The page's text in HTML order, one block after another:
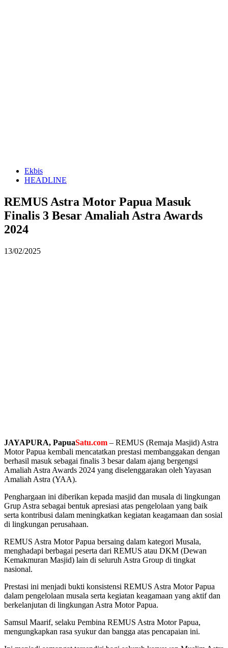
Ekbis
HEADLINE
REMUS Astra Motor Papua Masuk
Finalis 3 Besar Amaliah Astra Awards
2024
13/02/2025
JAYAPURA, PapuaSatu.com – REMUS (Remaja Masjid) Astra
Motor Papua kembali mencatatkan prestasi membanggakan dengan
berhasil masuk sebagai finalis 3 besar dalam ajang bergengsi
Amaliah Astra Awards 2024 yang diselenggarakan oleh Yayasan
Amaliah Astra (YAA).
Penghargaan ini diberikan kepada masjid dan musala di lingkungan
Grup Astra sebagai bentuk apresiasi atas pengelolaan yang baik
serta kontribusi dalam meningkatkan kegiatan keagamaan dan sosial
di lingkungan perusahaan.
REMUS Astra Motor Papua bersaing dalam kategori Musala,
menghadapi berbagai peserta dari REMUS atau DKM (Dewan
Kemakmuran Masjid) lain di seluruh Astra Group di tingkat
nasional.
Prestasi ini menjadi bukti konsistensi REMUS Astra Motor Papua
dalam pengelolaan musala serta kegiatan keagamaan yang aktif dan
berkelanjutan di lingkungan Astra Motor Papua.
Samsul Maarif, selaku Pembina REMUS Astra Motor Papua,
mengungkapkan rasa syukur dan bangga atas pencapaian ini.